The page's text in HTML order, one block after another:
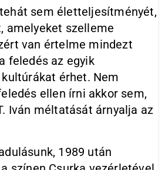
sem életteljesítményét,
amelyeket szelleme
van értelme mindezt
feledés az egyik
érhet. Nem
ellen írni akkor sem,
Iván méltatását árnyalja az
1989 után